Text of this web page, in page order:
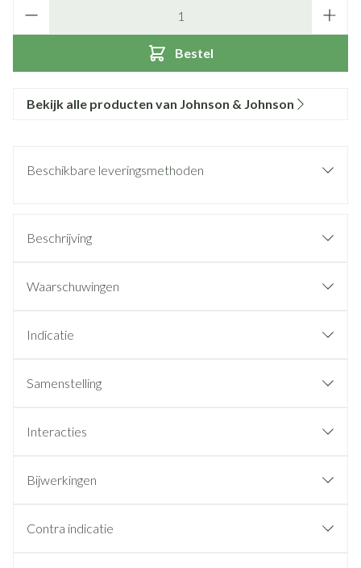
Bestel
Bekijk alle producten van Johnson & Johnson
Beschikbare leveringsmethoden
Beschrijving
Waarschuwingen
Indicatie
Samenstelling
Interacties
Bijwerkingen
Contra indicatie